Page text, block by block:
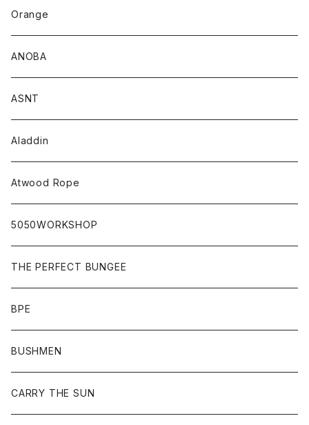
Orange
ANOBA
ASNT
Aladdin
Atwood Rope
5050WORKSHOP
THE PERFECT BUNGEE
BPE
BUSHMEN
CARRY THE SUN